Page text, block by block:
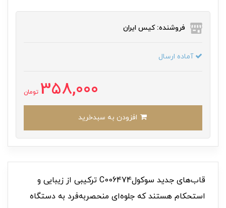
فروشنده: کیس ایران
آماده ارسال
358,000 تومان
قاب‌های جدید سوکولC006474 ترکیبی از زیبایی و
استحکام هستند که جلوه‌ای منحصربه‌فرد به دستگاه